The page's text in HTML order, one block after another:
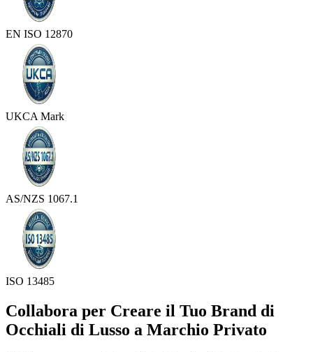
EN ISO 12870
UKCA Mark
AS/NZS 1067.1
ISO 13485
Collabora per Creare il Tuo Brand di
Occhiali di Lusso a Marchio Privato